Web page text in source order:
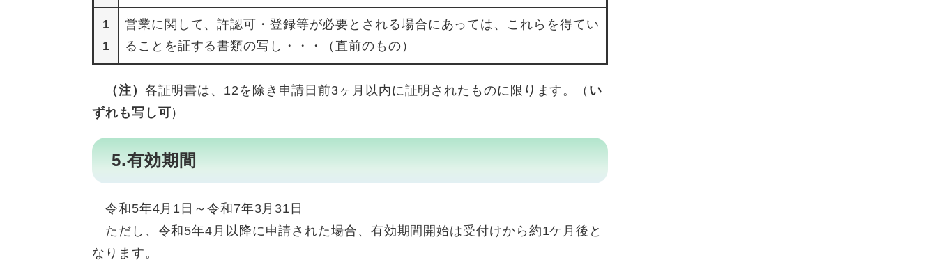
1
1
営業に関して、許認可・登録等が必要とされる場合にあっては、これらを得てい
ることを証する書類の写し・・・（直前のもの）
（注） 各証明書は、12を除き申請日前3ヶ月以内に証明されたものに限ります。（ い
ずれも写し可）
5.有効期間
令和5年4月1日～令和7年3月31日
ただし、令和5年4月以降に申請された場合、有効期間開始は受付けから約1ケ月後と
なります。